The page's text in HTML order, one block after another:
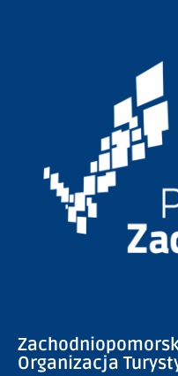
Organizacja